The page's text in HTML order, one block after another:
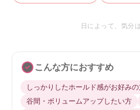
日によって、気分
こんな方におすすめ
しっかりしたホールド感がお好み
谷間・ボリュームアップしたい方